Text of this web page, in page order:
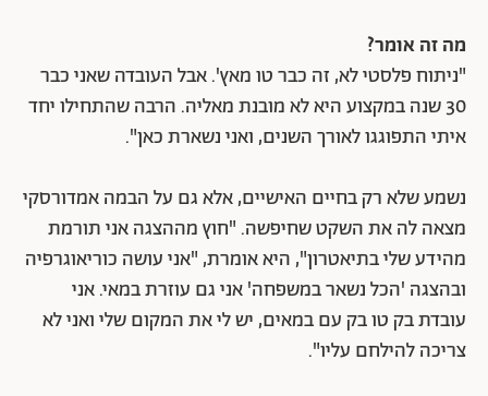
מה זה אומר?
"ניתוח פלסטי לא, זה כבר טו מאץ'. אבל העובדה שאני כבר
30 שנה במקצוע היא לא מובנת מאליה. הרבה שהתחילו יחד
איתי התפוגגו לאורך השנים, ואני נשארת כאן".
נשמע שלא רק בחיים האישיים, אלא גם על הבמה אמדורסקי
מצאה לה את השקט שחיפשה. "חוץ מההצגה אני תורמת
מהידע שלי בתיאטרון", היא אומרת, "אני עושה כוריאוגרפיה
ובהצגה 'הכל נשאר במשפחה' אני גם עוזרת במאי. אני
עובדת בק טו בק עם במאים, יש לי את המקום שלי ואני לא
צריכה להילחם עליו".